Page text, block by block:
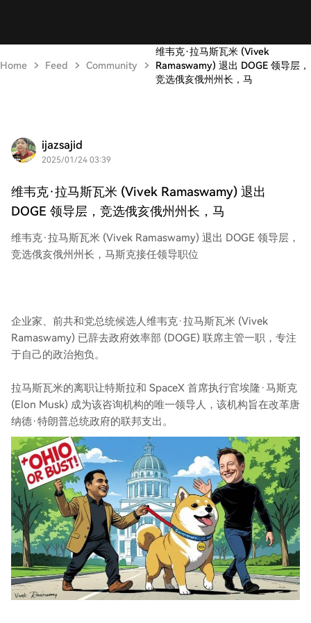
Home Feed Community
维韦克·拉马斯瓦米 (Vivek
Ramaswamy) 退出 DOGE 领导层，
竞选俄亥俄州州长，马
ijazsajid
2025/01/24 03:39
维韦克·拉马斯瓦米 (Vivek Ramaswamy) 退出
DOGE 领导层，竞选俄亥俄州州长，马
维韦克·拉马斯瓦米 (Vivek Ramaswamy) 退出 DOGE 领导层，
竞选俄亥俄州州长，马斯克接任领导职位
企业家、前共和党总统候选人维韦克·拉马斯瓦米 (Vivek
Ramaswamy) 已辞去政府效率部 (DOGE) 联席主管一职，专注
于自己的政治抱负。
拉马斯瓦米的离职让特斯拉和 SpaceX 首席执行官埃隆·马斯克
(Elon Musk) 成为该咨询机构的唯一领导人，该机构旨在改革唐
纳德·特朗普总统政府的联邦支出。